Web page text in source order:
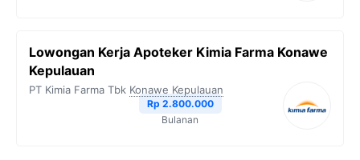
Lowongan Kerja Apoteker Kimia Farma Konawe
Kepulauan
PT Kimia Farma Tbk Konawe Kepulauan
Rp 2.800.000
Bulanan